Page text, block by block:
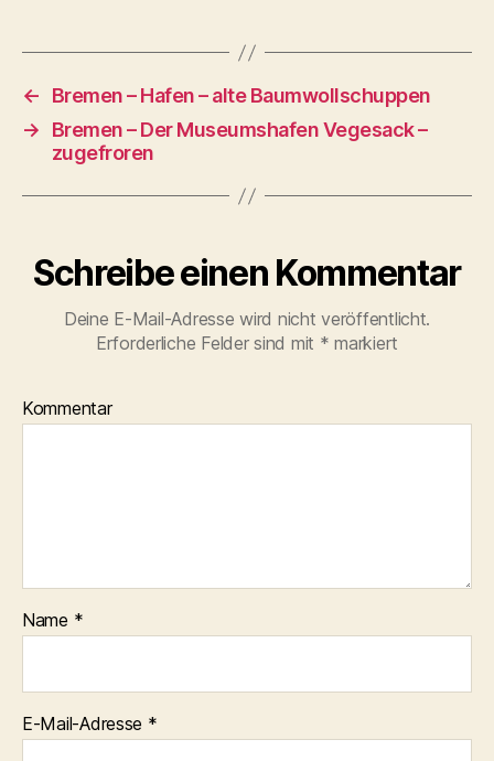
←
Bremen – Hafen – alte Baumwollschuppen
→
Bremen – Der Museumshafen Vegesack –
zugefroren
Schreibe einen Kommentar
Deine E-Mail-Adresse wird nicht veröffentlicht.
Erforderliche Felder sind mit * markiert
Kommentar
Name *
E-Mail-Adresse *